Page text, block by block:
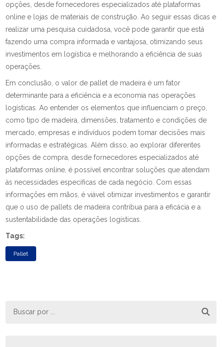
opções, desde fornecedores especializados até plataformas
online e lojas de materiais de construção. Ao seguir essas dicas e
realizar uma pesquisa cuidadosa, você pode garantir que está
fazendo uma compra informada e vantajosa, otimizando seus
investimentos em logística e melhorando a eficiência de suas
operações.
Em conclusão, o valor de pallet de madeira é um fator
determinante para a eficiência e a economia nas operações
logísticas. Ao entender os elementos que influenciam o preço,
como tipo de madeira, dimensões, tratamento e condições de
mercado, empresas e indivíduos podem tomar decisões mais
informadas e estratégicas. Além disso, ao explorar diferentes
opções de compra, desde fornecedores especializados até
plataformas online, é possível encontrar soluções que atendam
às necessidades específicas de cada negócio. Com essas
informações em mãos, é viável otimizar investimentos e garantir
que o uso de pallets de madeira contribua para a eficácia e a
sustentabilidade das operações logísticas.
Tags:
Pallet